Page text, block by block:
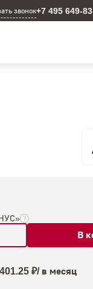
звонок+7 495 649-
В
₽/ в месяц